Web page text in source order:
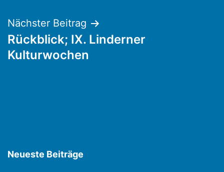
Nächster Beitrag
Rückblick; IX. Linderner
Kulturwochen
Neueste Beiträge